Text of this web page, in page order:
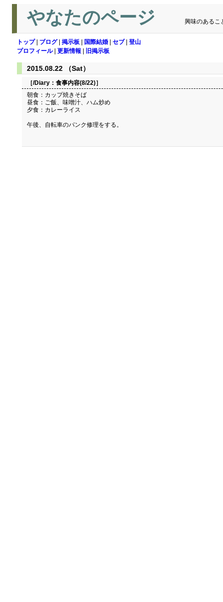
やなたのページ 興味のあるこ
トップ| ブログ| 掲示板 国際結婚 セブ| 登山
プロフィール| 更新情報 旧掲示板
2015.08.22 （Sat）
［/Diary： 食事内容(8/22)］
朝食：カップ焼きそば
昼食：ご飯、味噌汁、ハム炒め
夕食：カレーライス
午後、自転車のパンク修理をする。